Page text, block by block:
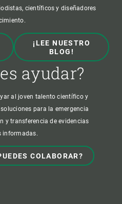
científicos y diseñadores
¡LEE NUESTRO
BLOG!
ayudar?
al joven talento científico y
para la emergencia
y transferencia de evidencias
informadas.
COLABORAR?